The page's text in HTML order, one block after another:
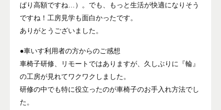
ぱり高額ですね…）。でも、もっと生活が快適になりそう
ですね！工房見学も面白かったです。
ありがとうございました。
●車いす利用者の方からのご感想
車椅子研修、リモートではありますが、久しぶりに『輪』
の工房が見れてワクワクしました。
研修の中でも特に役立ったのが車椅子のお手入れ方法でし
た。